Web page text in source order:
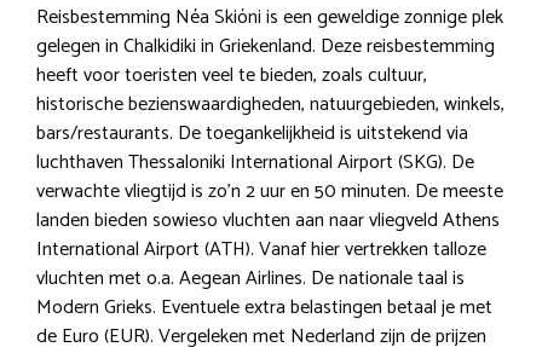
Reisbestemming Néa Skióni is een geweldige zonnige plek
gelegen in Chalkidiki in Griekenland. Deze reisbestemming
heeft voor toeristen veel te bieden, zoals cultuur,
historische bezienswaardigheden, natuurgebieden, winkels,
bars/restaurants. De toegankelijkheid is uitstekend via
luchthaven Thessaloniki International Airport (SKG). De
verwachte vliegtijd is zo’n 2 uur en 50 minuten. De meeste
landen bieden sowieso vluchten aan naar vliegveld Athens
International Airport (ATH). Vanaf hier vertrekken talloze
vluchten met o.a. Aegean Airlines. De nationale taal is
Modern Grieks. Eventuele extra belastingen betaal je met
de Euro (EUR). Vergeleken met Nederland zijn de prijzen